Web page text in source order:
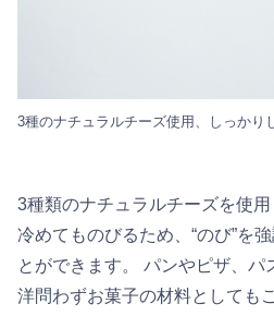
3種のナチュラルチーズ使用、しっかり
3種類のナチュラルチーズを使用
冷めてものびるため、“のび”を
とができます。 パンやピザ、パ
洋問わずお菓子の材料としても